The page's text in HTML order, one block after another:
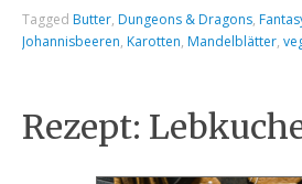
Tagged Butter, Dungeons & Dragons,
Johannisbeeren, Karotten, Mandelblätter,
Rezept: